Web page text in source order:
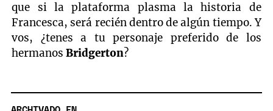
que si la plataforma plasma la historia de
Francesca, será recién dentro de algún tiempo. Y
vos, ¿tenes a tu personaje preferido de los
hermanos Bridgerton?